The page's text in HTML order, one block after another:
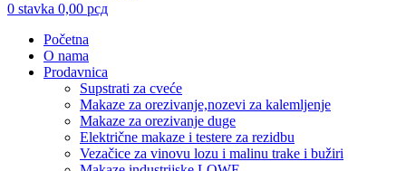
0 stavka 0,00 рсд
Početna
O nama
Prodavnica
Supstrati za cveće
Makaze za orezivanje,nozevi za kalemljenje
Makaze za orezivanje duge
Električne makaze i testere za rezidbu
Vezačice za vinovu lozu i malinu trake i bužiri